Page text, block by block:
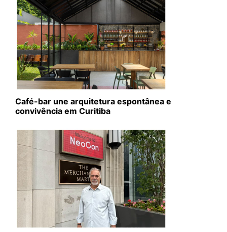
Café-bar une arquitetura espontânea e
convivência em Curitiba